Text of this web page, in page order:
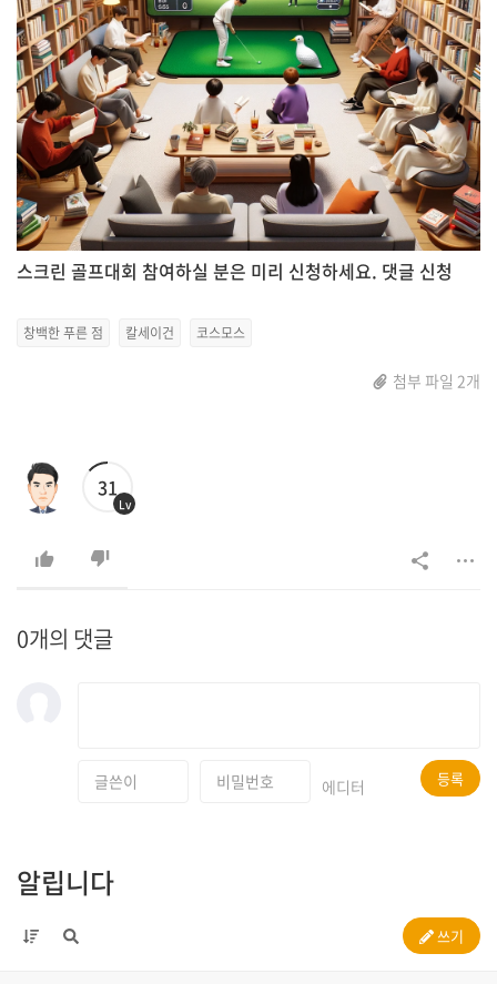
스크린 골프대회 참여하실 분은 미리 신청하세요. 댓글 신청
창백한 푸른 점 칼세이건 코스모스
첨부 파일 2개
31
Lv
0개의 댓글
에디터 등록
알립니다
쓰기